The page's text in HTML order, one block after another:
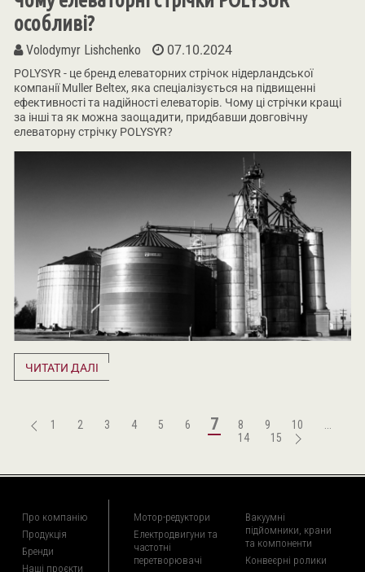
особливі?
Volodymyr Lishchenko 07.10.2024
POLYSYR - це бренд елеваторних стрічок нідерландської
компанії Muller Beltex, яка спеціалізується на підвищенні
ефективності та надійності елеваторів. Чому ці стрічки кращі
за інші та як можна заощадити, придбавши довговічну
елеваторну стрічку POLYSYR?
ЧИТАТИ ДАЛІ
1 2 3 4 5 6 7 8 9 10
14
15
Про компанію
Продукція
Бренди
Наші проєкти
Мотор-редуктори
Електродвигуни та
частотні
перетворювачі
Вакуумні
підйомники, крани
та компоненти
Конвеєрні ролики